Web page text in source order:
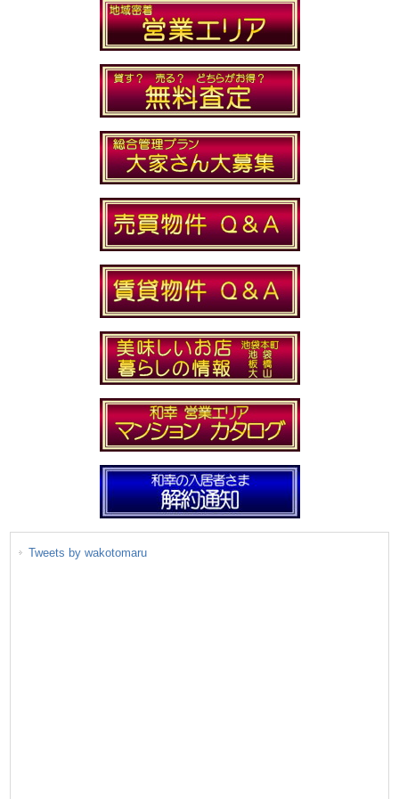
Tweets by wakotomaru